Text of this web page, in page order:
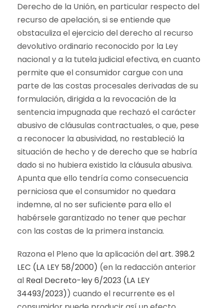
Derecho de la Unión, en particular respecto del
recurso de apelación, si se entiende que
obstaculiza el ejercicio del derecho al recurso
devolutivo ordinario reconocido por la Ley
nacional y a la tutela judicial efectiva, en cuanto
permite que el consumidor cargue con una
parte de las costas procesales derivadas de su
formulación, dirigida a la revocación de la
sentencia impugnada que rechazó el carácter
abusivo de cláusulas contractuales, o que, pese
a reconocer la abusividad, no restableció la
situación de hecho y de derecho que se habría
dado si no hubiera existido la cláusula abusiva.
Apunta que ello tendría como consecuencia
perniciosa que el consumidor no quedara
indemne, al no ser suficiente para ello el
habérsele garantizado no tener que pechar
con las costas de la primera instancia.
Razona el Pleno que la aplicación delart. 398.2
LEC (LA LEY 58/2000) (en la redacción anterior
al Real Decreto-ley 6/2023 (LA LEY
34493/2023)) cuando el recurrente es el